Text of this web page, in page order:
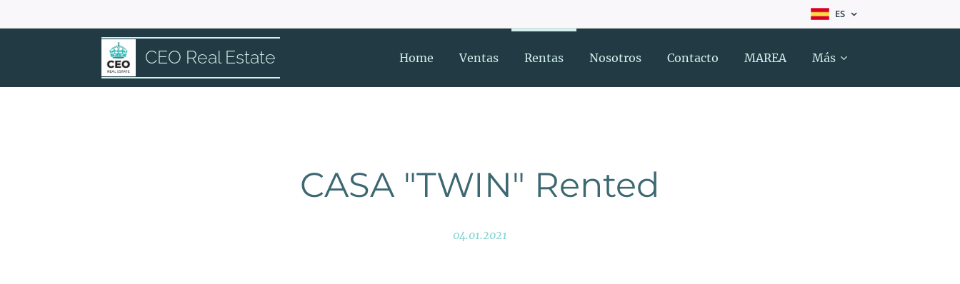
ES
CEO Real Estate Home Ventas Rentas Nosotros Contacto MAREA Más
CASA "TWIN" Rented
04.01.2021